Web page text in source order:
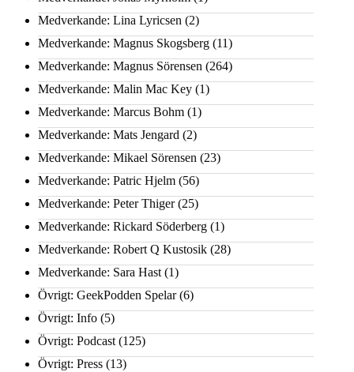
Medverkande: Lina Lyricsen (2)
Medverkande: Magnus Skogsberg (11)
Medverkande: Magnus Sörensen (264)
Medverkande: Malin Mac Key (1)
Medverkande: Marcus Bohm (1)
Medverkande: Mats Jengard (2)
Medverkande: Mikael Sörensen (23)
Medverkande: Patric Hjelm (56)
Medverkande: Peter Thiger(25)
Medverkande: Rickard Söderberg (1)
Medverkande: Robert Q Kustosik (28)
Medverkande: Sara Hast (1)
Övrigt: GeekPodden Spelar(6)
Övrigt: Info (5)
Övrigt: Podcast (125)
Övrigt: Press (13)